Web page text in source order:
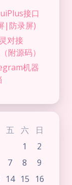
影
灰度
接口
|防录屏)
对接
附源码）
机器
五 六
日
1
2
7 8
9
14 15
16